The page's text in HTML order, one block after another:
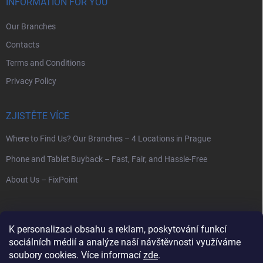
K personalizaci obsahu a reklam, poskytování funkcí
sociálních médií a analýze naší návštěvnosti využíváme
soubory cookies. Více informací zde.
INFORMATION FOR YOU
Our Branches
Contacts
Terms and Conditions
Privacy Policy
ZJISTĚTE VÍCE
Where to Find Us? Our Branches – 4 Locations in Prague
Phone and Tablet Buyback – Fast, Fair, and Hassle-Free
About Us – FixPoint
Search